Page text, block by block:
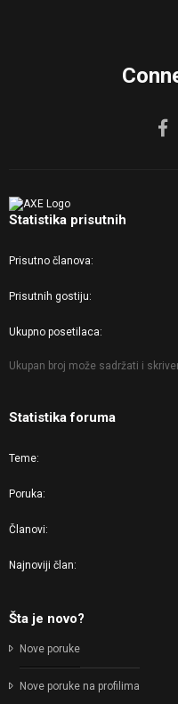
Statistika prisutnih
Prisutno članova
Prisutnih gostiju
Ukupno posetilaca
Ukupan broj može sadržati i
Statistika foruma
Teme
Poruka
Članovi
Najnoviji član
Šta je novo?
Nove poruke
Nove poruke na profilima